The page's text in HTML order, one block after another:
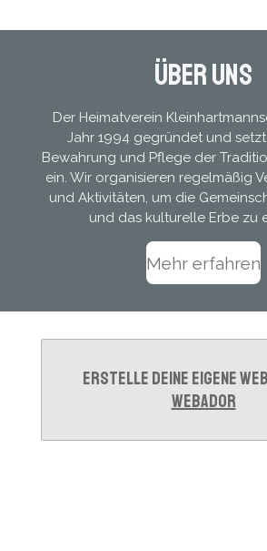
Über uns
Der Heimatverein
Jahr 1994 gegründet und
Bewahrung und Pflege der
ein. Wir organisieren regelmäßig
und Aktivitäten, um die
und das kulturelle Erbe zu
Mehr erfahren
Erstelle deine eigene
Webador